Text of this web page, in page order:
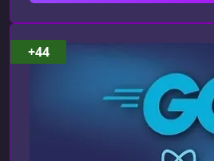
backend‑приложения.Что вы
курсаКурс сочетает теорию и
позволяя освоить ключевые
разработки безопасных API
последовательно создадите
включающий регис
+44